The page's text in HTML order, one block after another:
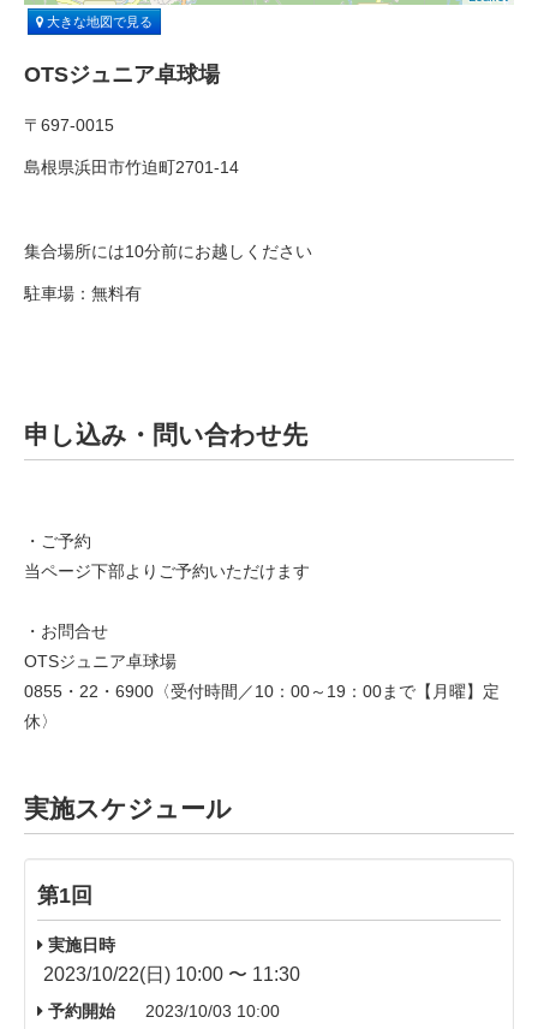
大きな地図で見る
OTSジュニア卓球場
〒697-0015
島根県浜田市竹迫町2701-14
集合場所には10分前にお越しください
駐車場：無料有
申し込み・問い合わせ先
・ご予約
当ページ下部よりご予約いただけます
・お問合せ
OTSジュニア卓球場
0855 ・22 ・ 6900 〈 受付時間 ／ 10 ： 00 ～ 19：00 まで【月曜】定
休 〉
実施スケジュール
第1回
実施日時
2023/10/22(日) 10:00 〜 11:30
予約開始
2023/10/03 10:00